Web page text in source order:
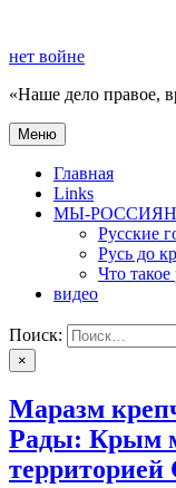
содержимому
нет войне
«Наше дело правое,
нет войне
«Наше дело правое,
Меню
Главная
Links
МЫ-
Русские
Русь до
Что
видео
Поиск:
×
Маразм
Рады: Крым